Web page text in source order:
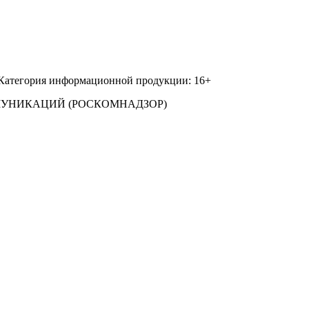
информационной продукции: 16+
(РОСКОМНАДЗОР)